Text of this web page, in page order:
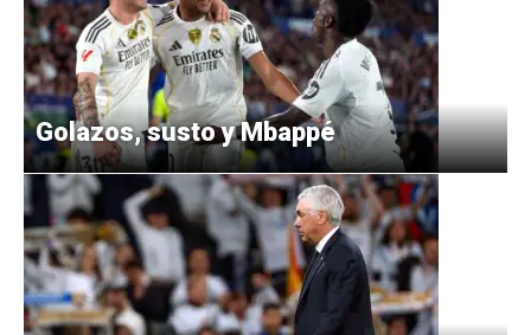
Golazos, susto y Mbappé